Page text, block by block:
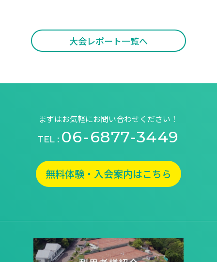
大会レポート一覧へ
まずはお気軽にお問い合わせください！
TEL : 06-6877-3449
無料体験・入会案内はこちら